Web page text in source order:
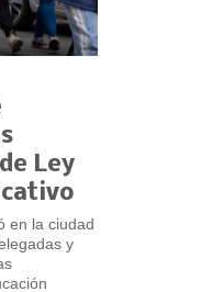
Ley
en la ciudad
y